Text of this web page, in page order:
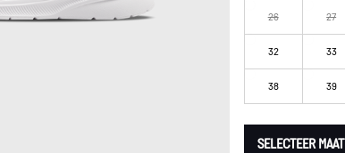
26 27
32 33
38 39
SELECTEER MAAT